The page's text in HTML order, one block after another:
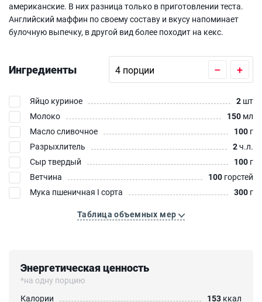
американские. В них разница только в приготовлении теста.
Английский маффин по своему составу и вкусу напоминает
булочную выпечку, в другой вид более походит на кекс.
Ингредиенты – +
Яйцо куриное 2 шт
Молоко
150 мл
Масло сливочное
100 г
Разрыхлитель
2ч.л.
Сыр твердый
100 г
Ветчина
100 горстей
Мука пшеничная I сорта
300 г
Таблица объемных мер
Энергетическая ценность
*на одну порцию
Калории
153 ккал